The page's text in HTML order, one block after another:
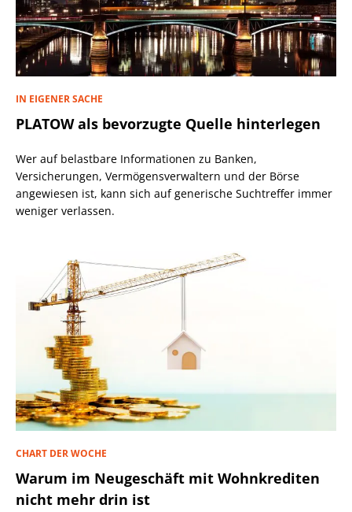
IN EIGENER SACHE
PLATOW als bevorzugte Quelle hinterlegen
Wer auf belastbare Informationen zu Banken,
Versicherungen, Vermögensverwaltern und der Börse
angewiesen ist, kann sich auf generische Suchtreffer immer
weniger verlassen.
CHART DER WOCHE
Warum im Neugeschäft mit Wohnkrediten
nicht mehr drin ist